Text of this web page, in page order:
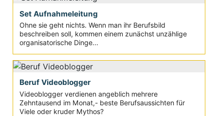
Set Aufnahmeleitung
Ohne sie geht nichts. Wenn man ihr Berufsbild
beschreiben soll, kommen einem zunächst unzählige
organisatorische Dinge...
Beruf Videoblogger
Videoblogger verdienen angeblich mehrere
Zehntausend im Monat,- beste Berufsaussichten für
Viele oder kruder Mythos?